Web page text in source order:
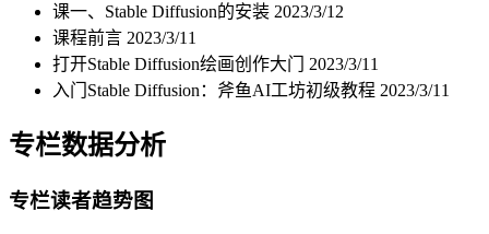
课一、Stable Diffusion的安装 2023/3/12
课程前言 2023/3/11
打开Stable Diffusion绘画创作大门 2023/3/11
入门Stable Diffusion：斧鱼AI工坊初级教程 2023/3/11
专栏数据分析
专栏读者趋势图